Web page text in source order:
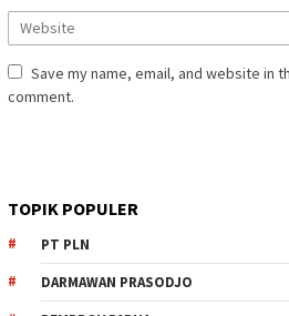
Save my name, email, and website in
comment.
TOPIK POPULER
PT PLN
DARMAWAN PRASODJO